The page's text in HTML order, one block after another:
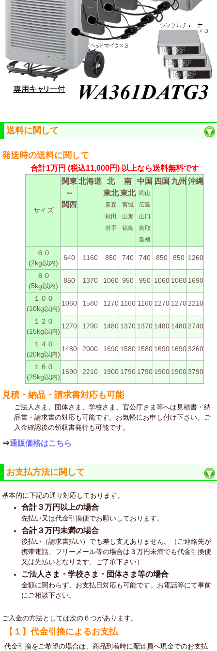
送料に関して
発送時の送料に関して
合計1万円 (税込11,000円)以上なら送料無料です
サイズ
関東
～
関西
北海道
北
東北
青森
秋田
岩手
南
東北
宮城
山形
福島
中国
岡山
広島
山口
鳥取
島根
四国 九州 沖縄
６０
(2kg以内)
640 1160 850 740 740 850 850 1260
８０
(5kg以内)
850 1370 1060 950 950 1060 1060 1690
１００
(10kg以内)
1060 1580 1270 1160 1160 1270 1270 2210
１２０
(15kg以内)
1270 1790 1480 1370 1370 1480 1480 2740
１４０
(20kg以内)
1480 2000 1690 1580 1580 1690 16903260
１６０
(25kg以内)
1690 2210 1900 1790 1790 1900 19003790
見積・納品・請求書対応も可能
ご法人さま、団体さま、学校さま、官公庁さま等へは見積書・納
品書・請求書の対応も可能です。お気軽にお申し付け下さい。ご
入金確認後の領収書発行も可能です。
⇒通販価格はこちら
お支払方法に関して
基本的に下記の通り対応しております。
合計３万円以上の場合
先払い又は代金引換便でお願いしております。
合計３万円未満の場合
後払い（請求書払い）でも差し支えありません。（ご連絡先が
携帯電話、フリーメール等の場合は３万円未満でも代金引換便
又は先払いとなります、ご了承下さい）
ご法人さま・学校さま・団体さま等の場合
金額に関わらず、お支払日対応も可能です。お電話等にて事前
にご相談下さい。
ご入金の方法としては次の６つがあります。
【１】代金引換によるお支払
代金引換をご希望の場合は、商品到着時に配達員へ現金でのお支払